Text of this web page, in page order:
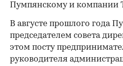
Пумпянскому и компании
В августе прошлого года
председателем совета
этом посту
руководителя